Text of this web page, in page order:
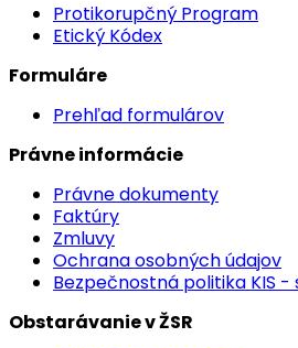
Protikorupčný Program
Etický Kódex
Formuláre
Prehľad formulárov
Právne informácie
Právne dokumenty
Faktúry
Zmluvy
Ochrana osobných údajov
Bezpečnostná politika KIS
Obstarávanie v ŽSR